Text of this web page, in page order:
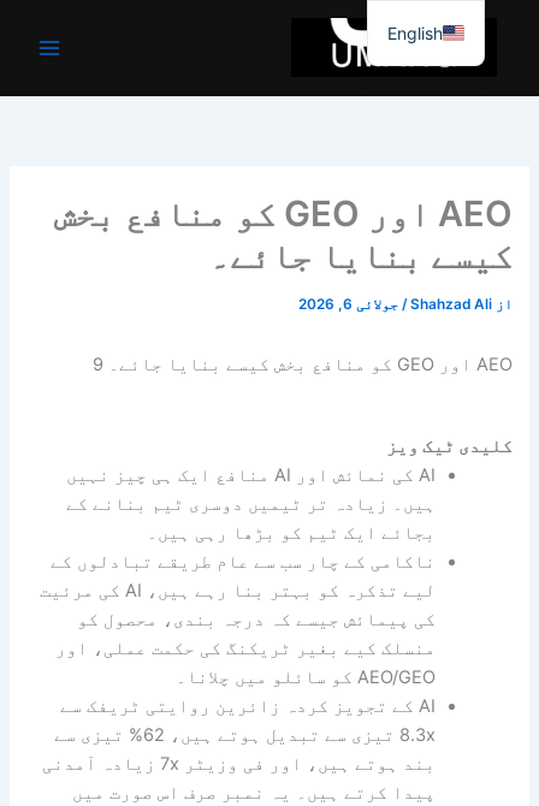
جائیں۔
AEO اور GEO کو منافع بخش
کیسے بنایا جائے۔
از Shahzad Ali
/جولائی 6, 2026
AEO اور GEO کو منافع بخش کیسے بنایا جائے۔ 9
کلیدی ٹیک ویز
AI کی نمائش اور AI منافع ایک ہی چیز نہیں
ہیں۔ زیادہ تر ٹیمیں دوسری ٹیم بنانے کے
بجائے ایک ٹیم کو بڑھا رہی ہیں۔
ناکامی کے چار سب سے عام طریقے تبادلوں کے
لیے تذکرہ کو بہتر بنا رہے ہیں، AI کی مرئیت
کی پیمائش جیسے کہ درجہ بندی، محصول کو
منسلک کیے بغیر ٹریکنگ کی حکمت عملی، اور
AEO/GEO کو سائلو میں چلانا۔
AI کے تجویز کردہ زائرین روایتی ٹریفک سے
8.3x تیزی سے تبدیل ہوتے ہیں، 62% تیزی سے
بند ہوتے ہیں، اور فی وزیٹر 7x زیادہ آمدنی
پیدا کرتے ہیں۔ یہ نمبر صرف اس صورت میں
English